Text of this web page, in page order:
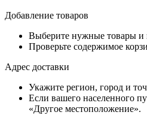
Добавление товаров
Выберите нужные товары и
Проверьте содержимое
Адрес доставки
Укажите регион, город и
Если вашего населенного
«Другое местоположение».